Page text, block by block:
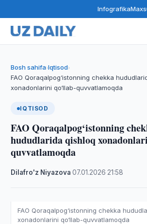
Infografika
Bosh sahifa›Iqtisod›
FAO Qoraqalpog‘istonning chekka
xonadonlarini qo‘llab-quvvatlamoqda
IQTISOD
FAO Qoraqalpog‘istonning
hududlarida qishloq
quvvatlamoqda
Dilafro'z Niyazova ·07.01.2026 21:58
FAO Qoraqalpog‘istonning chekka
xonadonlarini qo‘llab-quvvatlamoqda